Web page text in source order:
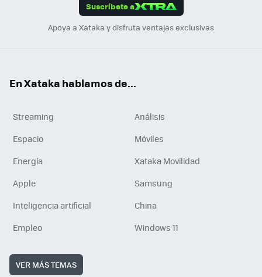
Suscríbete a
Apoya a Xataka y disfruta ventajas exclusivas
En Xataka hablamos de...
Streaming
Análisis
Espacio
Móviles
Energía
Xataka Movilidad
Apple
Samsung
Inteligencia artificial
China
Empleo
Windows 11
VER MÁS TEMAS